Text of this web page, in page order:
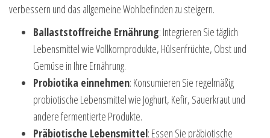
verbessern und das allgemeine Wohlbefinden zu steigern.
Ballaststoffreiche Ernährung: Integrieren Sie täglich
Lebensmittel wie Vollkornprodukte, Hülsenfrüchte, Obst und
Gemüse in Ihre Ernährung.
Probiotika einnehmen: Konsumieren Sie regelmäßig
probiotische Lebensmittel wie Joghurt, Kefir, Sauerkraut und
andere fermentierte Produkte.
Präbiotische Lebensmittel: Essen Sie präbiotische